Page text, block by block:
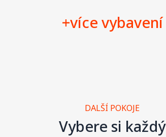
+více vybavení
DALŠÍ POKOJE
Vybere si každý